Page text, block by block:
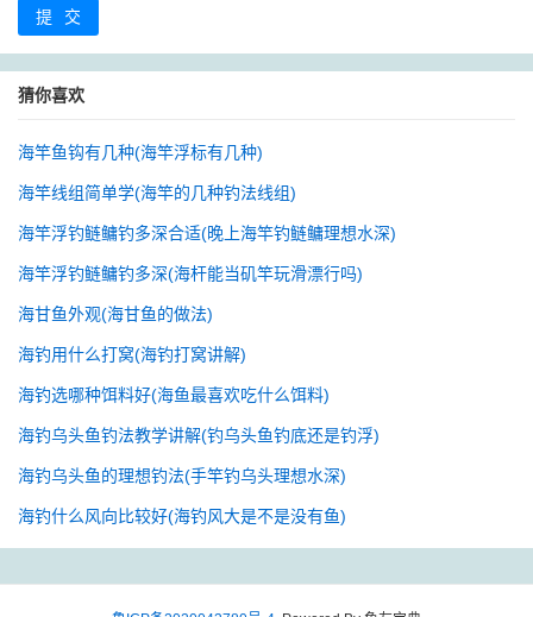
提交
猜你喜欢
海竿鱼钩有几种(海竿浮标有几种)
海竿线组简单学(海竿的几种钓法线组)
海竿浮钓鲢鳙钓多深合适(晚上海竿钓鲢鳙理想水深)
海竿浮钓鲢鳙钓多深(海杆能当矶竿玩滑漂行吗)
海甘鱼外观(海甘鱼的做法)
海钓用什么打窝(海钓打窝讲解)
海钓选哪种饵料好(海鱼最喜欢吃什么饵料)
海钓乌头鱼钓法教学讲解(钓乌头鱼钓底还是钓浮)
海钓乌头鱼的理想钓法(手竿钓乌头理想水深)
海钓什么风向比较好(海钓风大是不是没有鱼)